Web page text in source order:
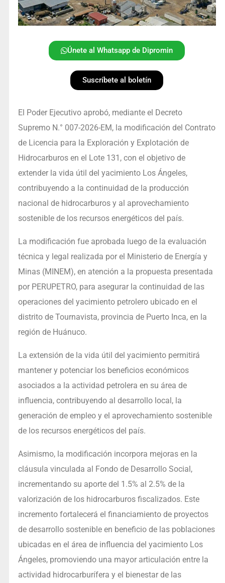
Únete al Whatsapp de Dipromin
Suscríbete al boletín
El Poder Ejecutivo aprobó, mediante el Decreto
Supremo N.° 007-2026-EM, la modificación del Contrato
de Licencia para la Exploración y Explotación de
Hidrocarburos en el Lote 131, con el objetivo de
extender la vida útil del yacimiento Los Ángeles,
contribuyendo a la continuidad de la producción
nacional de hidrocarburos y al aprovechamiento
sostenible de los recursos energéticos del país.
La modificación fue aprobada luego de la evaluación
técnica y legal realizada por el Ministerio de Energía y
Minas (MINEM), en atención a la propuesta presentada
por PERUPETRO, para asegurar la continuidad de las
operaciones del yacimiento petrolero ubicado en el
distrito de Tournavista, provincia de Puerto Inca, en la
región de Huánuco.
La extensión de la vida útil del yacimiento permitirá
mantener y potenciar los beneficios económicos
asociados a la actividad petrolera en su área de
influencia, contribuyendo al desarrollo local, la
generación de empleo y el aprovechamiento sostenible
de los recursos energéticos del país.
Asimismo, la modificación incorpora mejoras en la
cláusula vinculada al Fondo de Desarrollo Social,
incrementando su aporte del 1.5% al 2.5% de la
valorización de los hidrocarburos fiscalizados. Este
incremento fortalecerá el financiamiento de proyectos
de desarrollo sostenible en beneficio de las poblaciones
ubicadas en el área de influencia del yacimiento Los
Ángeles, promoviendo una mayor articulación entre la
actividad hidrocarburífera y el bienestar de las